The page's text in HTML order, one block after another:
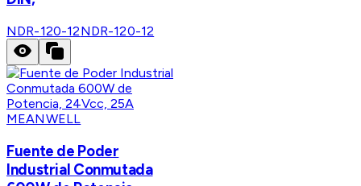
NDR-120-12NDR-120-12
MEANWELL
Fuente de Poder
Industrial Conmutada